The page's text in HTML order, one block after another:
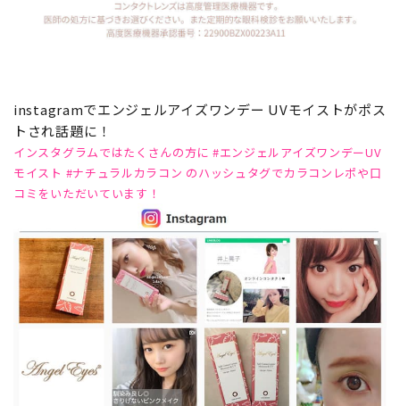
instagramでエンジェルアイズワンデー UVモイストがポス
トされ話題に！
インスタグラムではたくさんの方に #エンジェルアイズワンデーUV
モイスト #ナチュラルカラコン のハッシュタグでカラコンレポや口
コミをいただいています！